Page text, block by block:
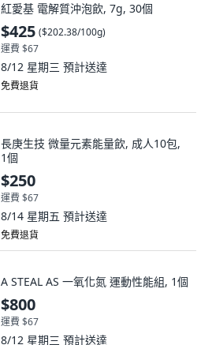
紅愛基 電解質沖泡飲, 7g, 30個
$425 ($202.38/100g)
運費 $67
8/12 星期三 預計送達
免費退貨
長庚生技 微量元素能量飲, 成人10包,
1個
$250
運費 $67
8/14 星期五 預計送達
免費退貨
A STEAL AS 一氧化氮 運動性能組, 1個
$800
運費 $67
8/12 星期三 預計送達